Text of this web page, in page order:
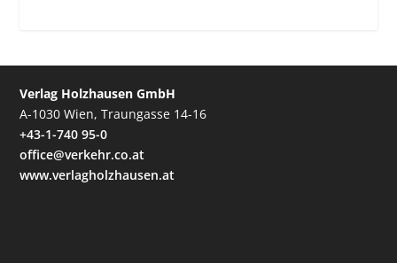
Verlag Holzhausen GmbH
A-1030 Wien, Traungasse 14-16
+43-1-740 95-0
office@verkehr.co.at
www.verlagholzhausen.at